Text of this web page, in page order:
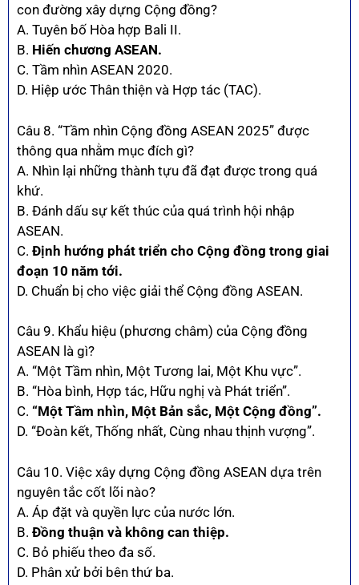
con đường xây dựng Cộng đồng?
A. Tuyên bố Hòa hợp Bali II.
B. Hiến chương ASEAN.
C. Tầm nhìn ASEAN 2020.
D. Hiệp ước Thân thiện và Hợp tác (TAC).
Câu 8. “Tầm nhìn Cộng đồng ASEAN 2025” được
thông qua nhằm mục đích gì?
A. Nhìn lại những thành tựu đã đạt được trong quá
khứ.
B. Đánh dấu sự kết thúc của quá trình hội nhập
ASEAN.
C. Định hướng phát triển cho Cộng đồng trong giai
đoạn 10 năm tới.
D. Chuẩn bị cho việc giải thể Cộng đồng ASEAN.
Câu 9. Khẩu hiệu (phương châm) của Cộng đồng
ASEAN là gì?
A. “Một Tầm nhìn, Một Tương lai, Một Khu vực”.
B. “Hòa bình, Hợp tác, Hữu nghị và Phát triển”.
C. “Một Tầm nhìn, Một Bản sắc, Một Cộng đồng”.
D. “Đoàn kết, Thống nhất, Cùng nhau thịnh vượng”.
Câu 10. Việc xây dựng Cộng đồng ASEAN dựa trên
nguyên tắc cốt lõi nào?
A. Áp đặt và quyền lực của nước lớn.
B. Đồng thuận và không can thiệp.
C. Bỏ phiếu theo đa số.
D. Phân xử bởi bên thứ ba.